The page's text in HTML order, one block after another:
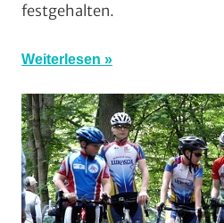
festgehalten.
Weiterlesen